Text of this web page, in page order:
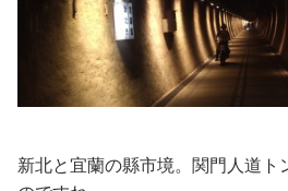
新北と宜蘭の縣市境。関門人道ト